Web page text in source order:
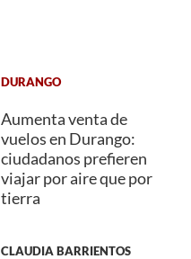
DURANGO
Aumenta venta de
vuelos en Durango:
ciudadanos prefieren
viajar por aire que por
tierra
CLAUDIA BARRIENTOS